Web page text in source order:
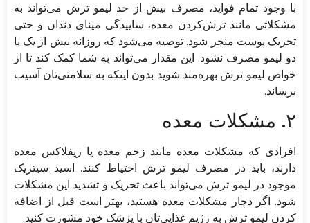
با وجود تمام فواید، مصرف بیش از حد لیمو ترش می‌تواند به
مشکلاتی مانند ترش‌کردن معده، ساییدگی مینای دندان و حتی
تحریک پوست منجر شود. توصیه می‌شود که روزانه بیش از یک یا
دو لیمو مصرف نشود. این مقدار می‌تواند به شما کمک کند تا از
خواص لیمو ترش بهره‌مند شوید بدون اینکه به سلامتی‌تان آسیب
برساند.
۲. مشکلات معده
افرادی که مشکلات معده مانند زخم معده یا ریفلاکس معده
دارند، باید در مصرف لیمو ترش احتیاط کنند. اسید سیتریک
موجود در لیمو ترش می‌تواند باعث تحریک و تشدید این مشکلات
شود. اگر دچار مشکلات معده هستید، بهتر است قبل از اضافه
کردن لیمو ترش به رژیم غذایی‌تان با پزشک خود مشورت کنید.